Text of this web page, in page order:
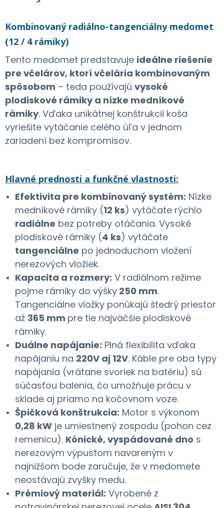
Kombinovaný radiálno-tangenciálny medomet
(12 / 4 rámiky)
Tento medomet predstavuje ideálne riešenie
pre včelárov, ktorí včelária kombinovaným
spôsobom – teda používajú vysoké
plodiskové rámiky a nízke medníkové
rámiky. Vďaka unikátnej konštrukcii koša
vyriešite vytáčanie celého úľa v jednom
zariadení bez kompromisov.
Hlavné prednosti a funkčné vlastnosti:
Efektivita pre kombinovaný systém: Nízke
medníkové rámiky (12 ks) vytáčate rýchlo
radiálne bez potreby otáčania. Vysoké
plodiskové rámiky (4 ks) vytáčate
tangenciálne po jednoduchom vložení
nerezových vložiek.
Kapacita a rozmery: V radiálnom režime
pojme rámiky do výšky 250 mm.
Tangenciálne vložky ponúkajú štedrý priestor
až 365 mm pre tie najväčšie plodiskové
rámiky.
Duálne napájanie: Plná flexibilita vďaka
napájaniu na 220V aj 12V. Káble pre oba typy
napájania (vrátane svoriek na batériu) sú
súčasťou balenia, čo umožňuje prácu v
sklade aj priamo na kočovnom voze.
Špičková konštrukcia: Motor s výkonom
0,28 kW je umiestnený zospodu (pohon cez
remenicu). Kónické, vyspádované dno s
nerezovým výpustom navareným v
najnižšom bode zaručuje, že v medomete
neostávajú zvyšky medu.
Prémiový materiál: Vyrobené z